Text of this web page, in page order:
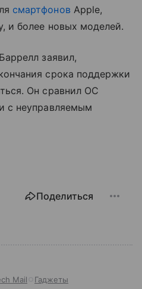
смартфонов Apple,
и более новых моделей.
заявил,
срока поддержки
Он сравнил ОС
с неуправляемым
Поделиться
Mail Гаджеты